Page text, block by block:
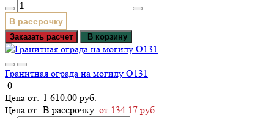
В рассрочку
Заказать расчет В корзину
Гранитная ограда на могилу О131
0
1 610.00 руб.
В рассрочку: от 134.17 руб.